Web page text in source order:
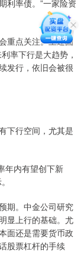
利率债。”一家险资
重点关注。上述固
率下行是大趋势，
发行，依旧会被很
下行空间，尤其是
年内有望创下新
期。中金公司研究
显上行的基础。尤
面还是需要货币政
股票杠杆的手续